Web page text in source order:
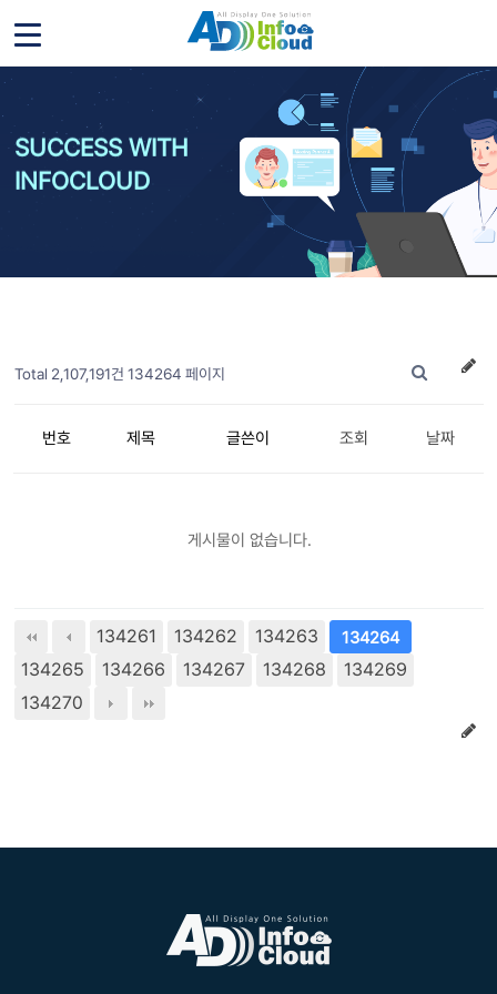
SUCCESS WITH
INFOCLOUD
Total 2,107,191건 134264 페이지
번호 제목 글쓴이 조회 날짜
게시물이 없습니다.
134261 134262 134263 134264
134265 134266 134267 134268
134269
134270